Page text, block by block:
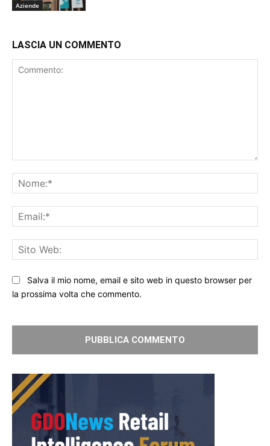
Aziende
LASCIA UN COMMENTO
Salva il mio nome, email e sito web in questo browser per
la prossima volta che commento.